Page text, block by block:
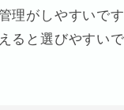
理がしやすいで
ると選びやすい